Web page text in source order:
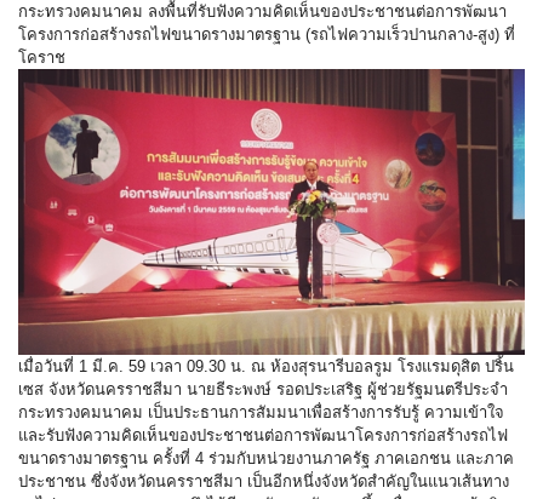
กระทรวงคมนาคม ลงพื้นที่รับฟังความคิดเห็นของประชาชนต่อการพัฒนา
โครงการก่อสร้างรถไฟขนาดรางมาตรฐาน (รถไฟความเร็วปานกลาง-สูง) ที่
โคราช
เมื่อวันที่ 1 มี.ค. 59 เวลา 09.30 น. ณ ห้องสุรนารีบอลรูม โรงแรมดุสิต ปริ้น
เซส จังหวัดนครราชสีมา นายธีระพงษ์ รอดประเสริฐ ผู้ช่วยรัฐมนตรีประจำ
กระทรวงคมนาคม เป็นประธานการสัมมนาเพื่อสร้างการรับรู้ ความเข้าใจ
และรับฟังความคิดเห็นของประชาชนต่อการพัฒนาโครงการก่อสร้างรถไฟ
ขนาดรางมาตรฐาน ครั้งที่ 4 ร่วมกับหน่วยงานภาครัฐ ภาคเอกชน และภาค
ประชาชน ซึ่งจังหวัดนครราชสีมา เป็นอีกหนึ่งจังหวัดสำคัญในแนวเส้นทาง